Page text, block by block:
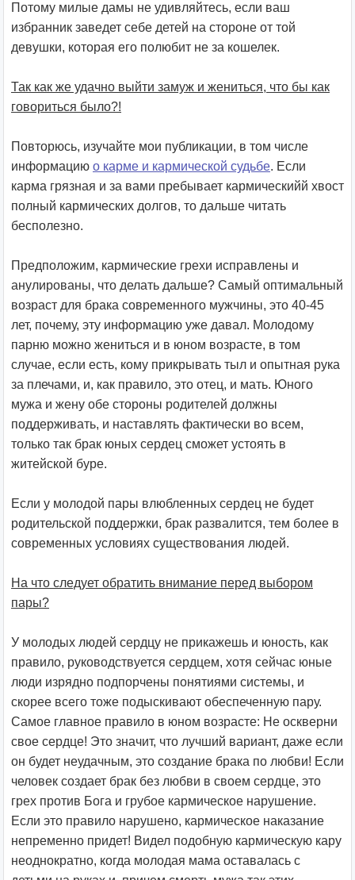
Потому милые дамы не удивляйтесь, если ваш
избранник заведет себе детей на стороне от той
девушки, которая его полюбит не за кошелек.
Так как же удачно выйти замуж и жениться, что бы как
говориться было?!
Повторюсь, изучайте мои публикации, в том числе
информацию о карме и кармической судьбе. Если
карма грязная и за вами пребывает кармическийй хвост
полный кармических долгов, то дальше читать
бесполезно.
Предположим, кармические грехи исправлены и
анулированы, что делать дальше? Самый оптимальный
возраст для брака современного мужчины, это 40-45
лет, почему, эту информацию уже давал. Молодому
парню можно жениться и в юном возрасте, в том
случае, если есть, кому прикрывать тыл и опытная рука
за плечами, и, как правило, это отец, и мать. Юного
мужа и жену обе стороны родителей должны
поддерживать, и наставлять фактически во всем,
только так брак юных сердец сможет устоять в
житейской буре.
Если у молодой пары влюбленных сердец не будет
родительской поддержки, брак развалится, тем более в
современных условиях существования людей.
На что следует обратить внимание перед выбором
пары?
У молодых людей сердцу не прикажешь и юность, как
правило, руководствуется сердцем, хотя сейчас юные
люди изрядно подпорчены понятиями системы, и
скорее всего тоже подыскивают обеспеченную пару.
Самое главное правило в юном возрасте: Не оскверни
свое сердце! Это значит, что лучший вариант, даже если
он будет неудачным, это создание брака по любви! Если
человек создает брак без любви в своем сердце, это
грех против Бога и грубое кармическое нарушение.
Если это правило нарушено, кармическое наказание
непременно придет! Видел подобную кармическую кару
неоднократно, когда молодая мама оставалась с